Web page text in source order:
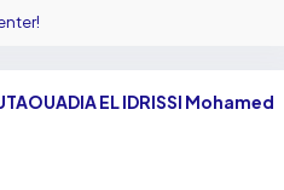
EL IDRISSI Mohamed